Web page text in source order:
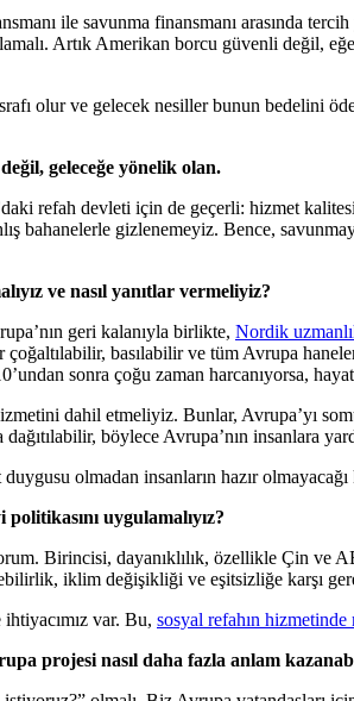
ile savunma finansmanı arasında
Artık Amerikan borcu güvenli değil,
olur ve gelecek nesiller bunun bedelini
geleceğe yönelik olan.
refah devleti için de geçerli: hizmet
bahanelerle gizlenemeyiz. Bence,
ve nasıl yanıtlar vermeliyiz?
geri kalanıyla birlikte, Nordik
basılabilir ve tüm Avrupa
sonra çoğu zaman harcanıyorsa,
dahil etmeliyiz. Bunlar, Avrupa’yı
böylece Avrupa’nın insanlara
olmadan insanların hazır
uygulamalıyız?
Birincisi, dayanıklılık, özellikle Çin ve
iklim değişikliği ve eşitsizliğe karşı
var. Bu, sosyal refahın
projesi nasıl daha fazla anlam